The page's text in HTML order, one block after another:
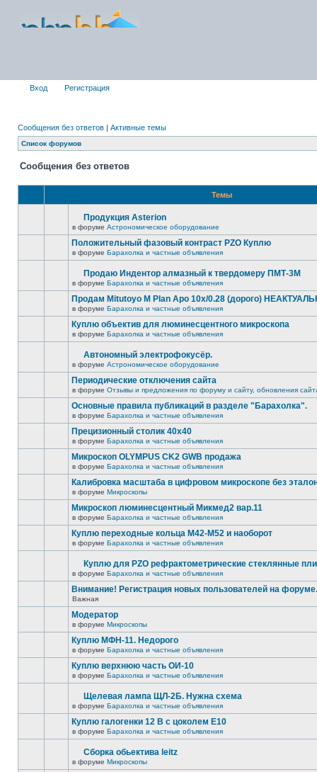
Вход Регистрация
Сообщения без ответов | Активные темы
Список форумов
Сообщения без ответов
Темы
Продукция Asterion
в форуме Астрономическое оборудование
Положительный фазовый контраст PZO Куплю
в форуме Барахолка и частные объявления
Продаю Индентор алмазный к твердомеру ПМТ-3М
в форуме Барахолка и частные объявления
Продам Mitutoyo M Plan Apo 10x/0.28 (дорого)
в форуме Барахолка и частные объявления
Куплю объектив для люминесцентного микроскопа
в форуме Барахолка и частные объявления
Автономный электрофокусёр.
в форуме Астрономическое оборудование
Периодические отключения сайта
в форуме Отзывы и предложения по форуму и сайту, обновления
Основные правила публикаций в разделе "Барахолка".
в форуме Барахолка и частные объявления
Прецизионный столик 40х40
в форуме Барахолка и частные объявления
Микроскоп OLYMPUS CK2 GWB продажа
в форуме Барахолка и частные объявления
Калибровка масштаба в цифровом микроскопе без
в форуме Микроскопы
Микроскоп люминесцентный Микмед2 вар.11
в форуме Барахолка и частные объявления
Куплю переходные кольца М42-М52 и наоборот
в форуме Барахолка и частные объявления
Куплю для PZO рефрактометрические стеклянные
в форуме Барахолка и частные объявления
Внимание! Регистрация новых пользователей на форуме.
Важная
Модератор
в форуме Микроскопы
Куплю МФН-11. Недорого
в форуме Барахолка и частные объявления
Куплю верхнюю часть ОИ-10
в форуме Барахолка и частные объявления
Щелевая лампа ЩЛ-2Б. Нужна схема
в форуме Барахолка и частные объявления
Куплю галогенки 12 В с цоколем Е10
в форуме Барахолка и частные объявления
Сборка обьектива leitz
в форуме Микроскопы